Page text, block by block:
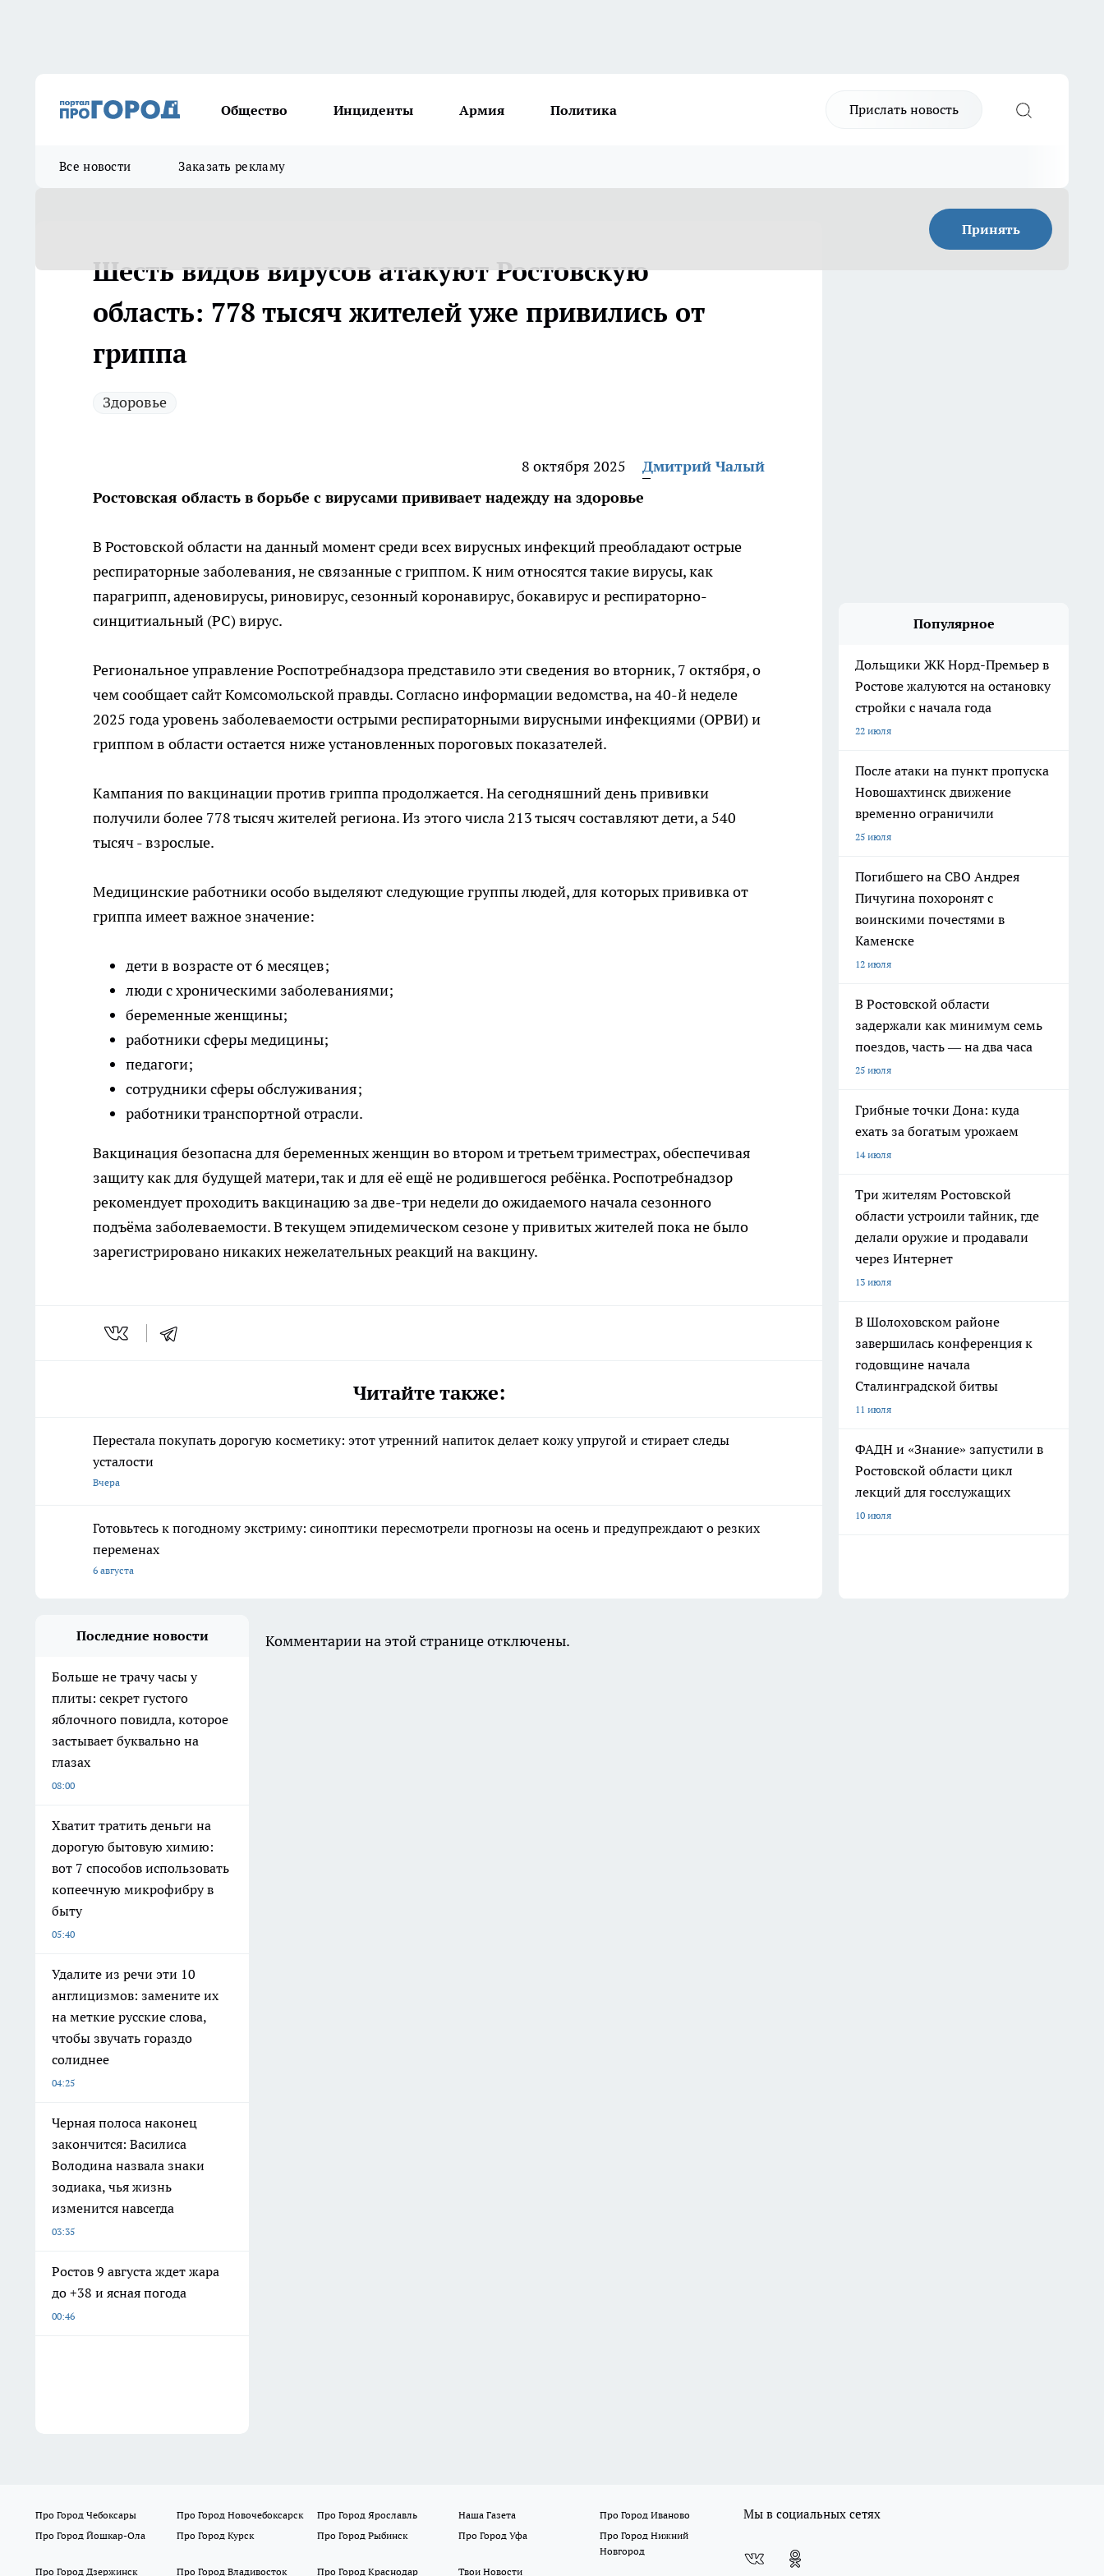
Общество Инциденты Армия Политика Прислать новость
Все новости Заказать рекламу
Принять
Шесть видов вирусов атакуют Ростовскую
область: 778 тысяч жителей уже привились от
гриппа
Здоровье
8 октября 2025
Дмитрий Чалый
Ростовская область в борьбе с вирусами прививает надежду на здоровье
В Ростовской области на данный момент среди всех вирусных инфекций преобладают острые
респираторные заболевания, не связанные с гриппом. К ним относятся такие вирусы, как
парагрипп, аденовирусы, риновирус, сезонный коронавирус, бокавирус и респираторно-
синцитиальный (РС) вирус.
Региональное управление Роспотребнадзора представило эти сведения во вторник, 7 октября, о
чем сообщает сайт Комсомольской правды. Согласно информации ведомства, на 40-й неделе
2025 года уровень заболеваемости острыми респираторными вирусными инфекциями (ОРВИ) и
гриппом в области остается ниже установленных пороговых показателей.
Кампания по вакцинации против гриппа продолжается. На сегодняшний день прививки
получили более 778 тысяч жителей региона. Из этого числа 213 тысяч составляют дети, а 540
тысяч - взрослые.
Медицинские работники особо выделяют следующие группы людей, для которых прививка от
гриппа имеет важное значение:
дети в возрасте от 6 месяцев;
люди с хроническими заболеваниями;
беременные женщины;
работники сферы медицины;
педагоги;
сотрудники сферы обслуживания;
работники транспортной отрасли.
Вакцинация безопасна для беременных женщин во втором и третьем триместрах, обеспечивая
защиту как для будущей матери, так и для её ещё не родившегося ребёнка. Роспотребнадзор
рекомендует проходить вакцинацию за две-три недели до ожидаемого начала сезонного
подъёма заболеваемости. В текущем эпидемическом сезоне у привитых жителей пока не было
зарегистрировано никаких нежелательных реакций на вакцину.
Читайте также:
Перестала покупать дорогую косметику: этот утренний напиток делает кожу упругой и стирает следы
усталости
Вчера
Готовьтесь к погодному экстриму: синоптики пересмотрели прогнозы на осень и предупреждают о резких
переменах
6 августа
Популярное
Дольщики ЖК Норд-Премьер в
Ростове жалуются на остановку
стройки с начала года
22 июля
После атаки на пункт пропуска
Новошахтинск движение
временно ограничили
25 июля
Погибшего на СВО Андрея
Пичугина похоронят с
воинскими почестями в
Каменске
12 июля
В Ростовской области
задержали как минимум семь
поездов, часть — на два часа
25 июля
Грибные точки Дона: куда
ехать за богатым урожаем
14 июля
Три жителям Ростовской
области устроили тайник, где
делали оружие и продавали
через Интернет
13 июля
В Шолоховском районе
завершилась конференция к
годовщине начала
Сталинградской битвы
11 июля
ФАДН и «Знание» запустили в
Ростовской области цикл
лекций для госслужащих
10 июля
Последние новости
Больше не трачу часы у
плиты: секрет густого
яблочного повидла, которое
застывает буквально на
глазах
08:00
Хватит тратить деньги на
дорогую бытовую химию:
вот 7 способов использовать
копеечную микрофибру в
быту
05:40
Удалите из речи эти 10
англицизмов: замените их
на меткие русские слова,
чтобы звучать гораздо
солиднее
04:25
Черная полоса наконец
закончится: Василиса
Володина назвала знаки
зодиака, чья жизнь
изменится навсегда
03:35
Ростов 9 августа ждет жара
до +38 и ясная погода
00:46
Комментарии на этой странице отключены.
Про Город Чебоксары Про Город Новочебоксарск Про Город Ярославль Наша Газета
Про Город Иваново
Про Город Йошкар-Ола
Про Город Курск Про Город Рыбинск Про Город Уфа
Про Город Нижний
Новгород
Про Город Дзержинск
Про Город Владивосток Про Город Краснодар Твои Новости
Мы в социальных сетях